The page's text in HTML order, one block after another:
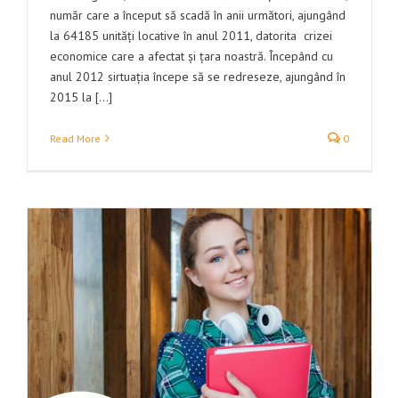
număr care a început să scadă în anii următori, ajungând
la 64185 unități locative în anul 2011, datorita crizei
economice care a afectat și țara noastră. Începând cu
anul 2012 sirtuația începe să se redreseze, ajungând în
2015 la [...]
Read More 0